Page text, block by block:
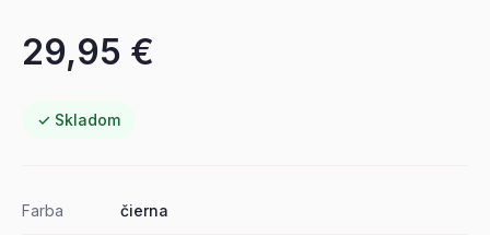
29,95 €
✓ Skladom
Farba čierna